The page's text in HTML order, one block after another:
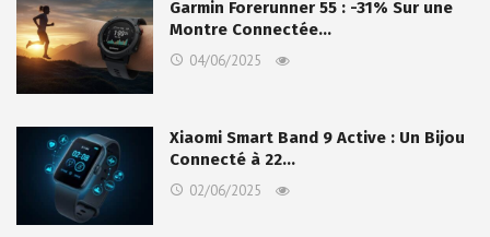
Garmin Forerunner 55 : -31% Sur une
Montre Connectée…
04/06/2025
Xiaomi Smart Band 9 Active : Un Bijou
Connecté à 22…
02/06/2025